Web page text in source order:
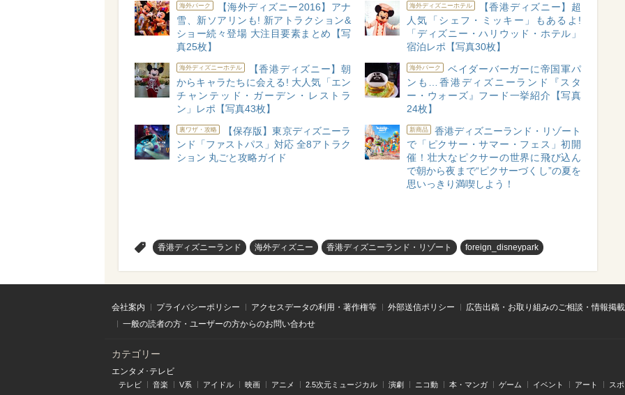
海外パーク
【海外ディズニー2016】アナ
雪、新ソアリンも! 新アトラクション&
ショー続々登場 大注目要素まとめ【写
真25枚】
海外ディズニーホテル
【香港ディズニー】超
人気「シェフ・ミッキー」もあるよ!
「ディズニー・ハリウッド・ホテル」
宿泊レポ【写真30枚】
海外ディズニーホテル
【香港ディズニー】朝
からキャラたちに会える! 大人気「エン
チャンテッド・ガーデン・レストラ
ン」レポ【写真43枚】
海外パーク
ベイダーバーガーに帝国軍パ
ンも…香港ディズニーランド『スタ
ー・ウォーズ』フード一挙紹介【写真
24枚】
裏ワザ・攻略
【保存版】東京ディズニーラ
ンド「ファストパス」対応 全8アトラク
ション 丸ごと攻略ガイド
新商品
香港ディズニーランド・リゾート
で「ピクサー・サマー・フェス」初開
催！壮大なピクサーの世界に飛び込ん
で朝から夜まで“ピクサーづくし”の夏を
思いっきり満喫しよう！
香港ディズニーランド 海外ディズニー 香港ディズニーランド・リゾート foreign_disneypark
会社案内 プライバシーポリシー アクセスデータの利用・著作権等 外部送信ポリシー
広告出稿・お取り組みのご相談・情報掲
一般の読者の方・ユーザーの方からのお問い合わせ
カテゴリー
エンタメ･テレビ
テレビ 音楽 V系 アイドル 映画 アニメ 2.5次元ミュージカル 演劇 ニコ動 本・マンガ ゲーム イベント アート ス